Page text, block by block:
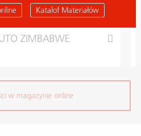
ZIMBABWE
w magazynie online
Katalof Materiałów